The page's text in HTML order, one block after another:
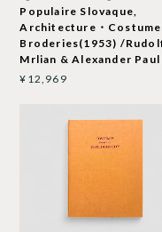
Populaire Slovaque,
Architecture・
Broderies(1953) /
Mrlian & Alexander Paul
¥12,969